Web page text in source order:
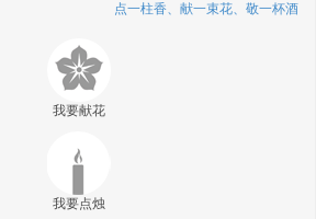
点一柱香、献一束花、敬一杯酒
我要献花
我要点烛